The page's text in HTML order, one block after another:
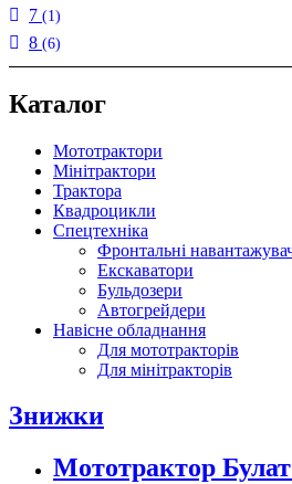
7 (1)
8 (6)
Каталог
Мототрактори
Мінітрактори
Трактора
Квадроцикли
Спецтехніка
Фронтальні
Екскаватори
Бульдозери
Автогрейдери
Навісне обладнання
Для мототракторів
Для мінітракторів
Знижки
Мототрактор